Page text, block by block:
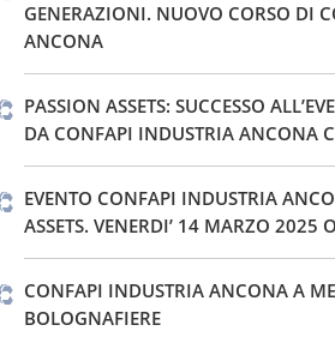
GENERAZIONI. NUOVO CORSO DI
ANCONA
PASSION ASSETS: SUCCESSO
DA CONFAPI INDUSTRIA ANCONA
EVENTO CONFAPI INDUSTRIA
ASSETS. VENERDI’ 14 MARZO 2025
CONFAPI INDUSTRIA ANCONA A
BOLOGNAFIERE